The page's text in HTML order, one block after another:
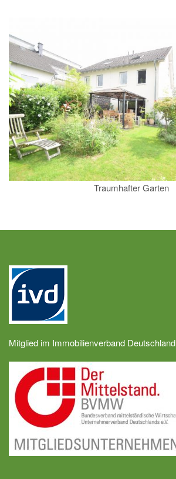
Traumhafter Garten
Mitglied im Immobilienverband Deutschland